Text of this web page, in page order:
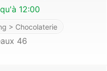
12:00
> Chocolaterie
46